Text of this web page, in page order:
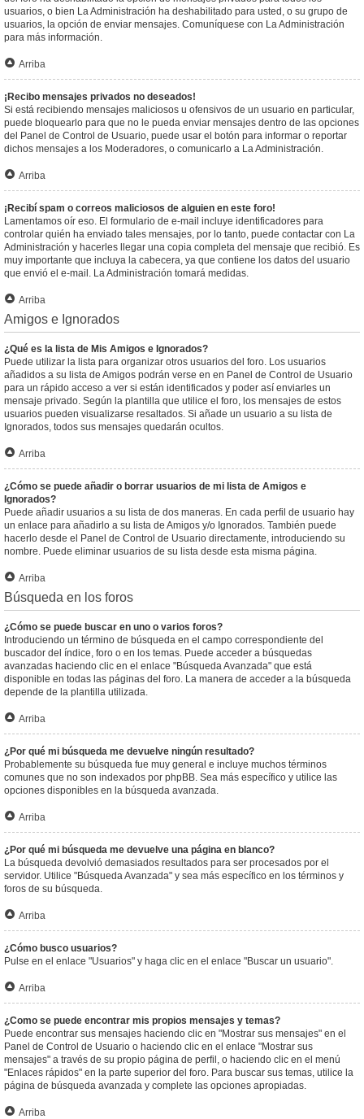
usuarios, o bien La Administración ha deshabilitado para usted, o su grupo de
usuarios, la opción de enviar mensajes. Comuníquese con La Administración
para más información.
Arriba
¡Recibo mensajes privados no deseados!
Si está recibiendo mensajes maliciosos u ofensivos de un usuario en particular,
puede bloquearlo para que no le pueda enviar mensajes dentro de las opciones
del Panel de Control de Usuario, puede usar el botón para informar o reportar
dichos mensajes a los Moderadores, o comunicarlo a La Administración.
Arriba
¡Recibí spam o correos maliciosos de alguien en este foro!
Lamentamos oír eso. El formulario de e-mail incluye identificadores para
controlar quién ha enviado tales mensajes, por lo tanto, puede contactar con La
Administración y hacerles llegar una copia completa del mensaje que recibió. Es
muy importante que incluya la cabecera, ya que contiene los datos del usuario
que envió el e-mail. La Administración tomará medidas.
Arriba
Amigos e Ignorados
¿Qué es la lista de Mis Amigos e Ignorados?
Puede utilizar la lista para organizar otros usuarios del foro. Los usuarios
añadidos a su lista de Amigos podrán verse en en Panel de Control de Usuario
para un rápido acceso a ver si están identificados y poder así enviarles un
mensaje privado. Según la plantilla que utilice el foro, los mensajes de estos
usuarios pueden visualizarse resaltados. Si añade un usuario a su lista de
Ignorados, todos sus mensajes quedarán ocultos.
Arriba
¿Cómo se puede añadir o borrar usuarios de mi lista de Amigos e
Ignorados?
Puede añadir usuarios a su lista de dos maneras. En cada perfil de usuario hay
un enlace para añadirlo a su lista de Amigos y/o Ignorados. También puede
hacerlo desde el Panel de Control de Usuario directamente, introduciendo su
nombre. Puede eliminar usuarios de su lista desde esta misma página.
Arriba
Búsqueda en los foros
¿Cómo se puede buscar en uno o varios foros?
Introduciendo un término de búsqueda en el campo correspondiente del
buscador del índice, foro o en los temas. Puede acceder a búsquedas
avanzadas haciendo clic en el enlace "Búsqueda Avanzada" que está
disponible en todas las páginas del foro. La manera de acceder a la búsqueda
depende de la plantilla utilizada.
Arriba
¿Por qué mi búsqueda me devuelve ningún resultado?
Probablemente su búsqueda fue muy general e incluye muchos términos
comunes que no son indexados por phpBB. Sea más específico y utilice las
opciones disponibles en la búsqueda avanzada.
Arriba
¿Por qué mi búsqueda me devuelve una página en blanco?
La búsqueda devolvió demasiados resultados para ser procesados por el
servidor. Utilice "Búsqueda Avanzada" y sea más específico en los términos y
foros de su búsqueda.
Arriba
¿Cómo busco usuarios?
Pulse en el enlace "Usuarios" y haga clic en el enlace "Buscar un usuario".
Arriba
¿Como se puede encontrar mis propios mensajes y temas?
Puede encontrar sus mensajes haciendo clic en "Mostrar sus mensajes" en el
Panel de Control de Usuario o haciendo clic en el enlace "Mostrar sus
mensajes" a través de su propio página de perfil, o haciendo clic en el menú
"Enlaces rápidos" en la parte superior del foro. Para buscar sus temas, utilice la
página de búsqueda avanzada y complete las opciones apropiadas.
Arriba